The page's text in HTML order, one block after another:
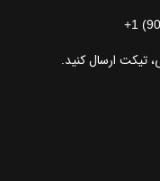
+1
تیکت ارسال کنید.